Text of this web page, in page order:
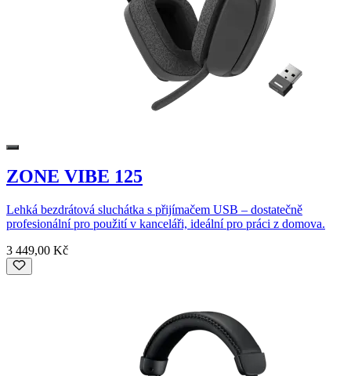
ZONE VIBE 125
Lehká bezdrátová sluchátka s přijímačem USB – dostatečně
profesionální pro použití v kanceláři, ideální pro práci z domova.
3 449,00 Kč